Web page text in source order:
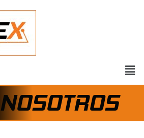
NOSOTROS